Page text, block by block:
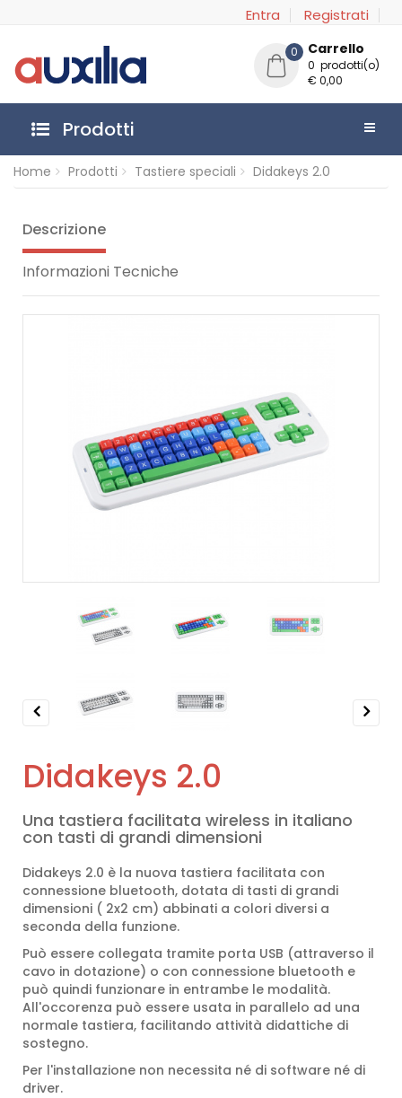
Entra Registrati
0 Carrello
0 prodotti(o)
€ 0,00
Prodotti
Home Prodotti Tastiere speciali Didakeys 2.0
Descrizione
Informazioni Tecniche
Didakeys 2.0
Una tastiera facilitata wireless in italiano
con tasti di grandi dimensioni
Didakeys 2.0 è la nuova tastiera facilitata con
connessione bluetooth, dotata di tasti di grandi
dimensioni ( 2x2 cm) abbinati a colori diversi a
seconda della funzione.
Può essere collegata tramite porta USB (attraverso il
cavo in dotazione) o con connessione bluetooth e
può quindi funzionare in entrambe le modalità.
All'occorenza può essere usata in parallelo ad una
normale tastiera, facilitando attività didattiche di
sostegno.
Per l'installazione non necessita né di software né di
driver.